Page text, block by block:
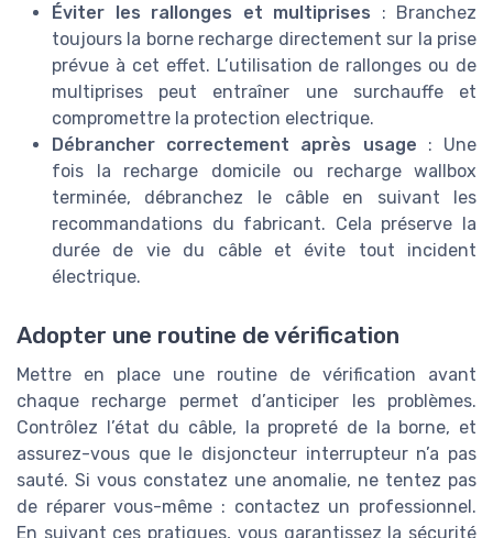
Éviter les rallonges et multiprises : Branchez
toujours la borne recharge directement sur la prise
prévue à cet effet. L’utilisation de rallonges ou de
multiprises peut entraîner une surchauffe et
compromettre la protection electrique.
Débrancher correctement après usage : Une
fois la recharge domicile ou recharge wallbox
terminée, débranchez le câble en suivant les
recommandations du fabricant. Cela préserve la
durée de vie du câble et évite tout incident
électrique.
Adopter une routine de vérification
Mettre en place une routine de vérification avant
chaque recharge permet d’anticiper les problèmes.
Contrôlez l’état du câble, la propreté de la borne, et
assurez-vous que le disjoncteur interrupteur n’a pas
sauté. Si vous constatez une anomalie, ne tentez pas
de réparer vous-même : contactez un professionnel.
En suivant ces pratiques, vous garantissez la sécurité